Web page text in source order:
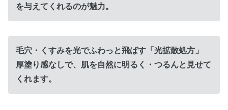
を与えてくれるのが魅力。
毛穴・くすみを光でふわっと飛ばす「光拡散処方」
厚塗り感なしで、肌を自然に明るく・つるんと見せて
くれます。